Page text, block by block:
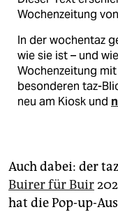
Wochenzeitung
In der wochentaz
wie sie ist – und
Wochenzeitung
besonderen taz-
neu am Kiosk und
Auch dabei: der
Buirer für Buir
hat die Pop-up-